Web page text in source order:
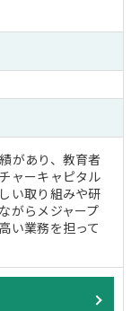
があり、教育者
ャーキャピタル
い取り組みや研
がらメジャープ
い業務を担って